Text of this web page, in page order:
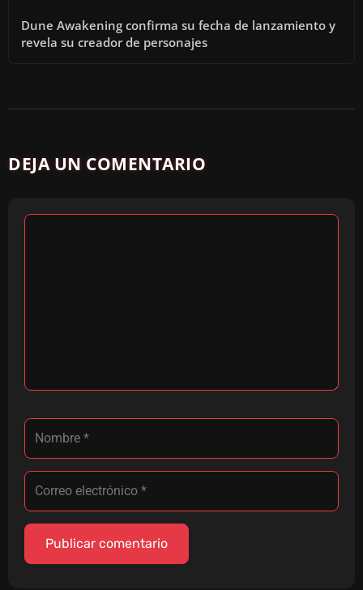
Dune Awakening confirma su fecha de lanzamiento y
revela su creador de personajes
DEJA UN COMENTARIO